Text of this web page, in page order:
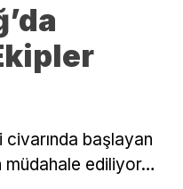
civarında başlayan
müdahale ediliyor…